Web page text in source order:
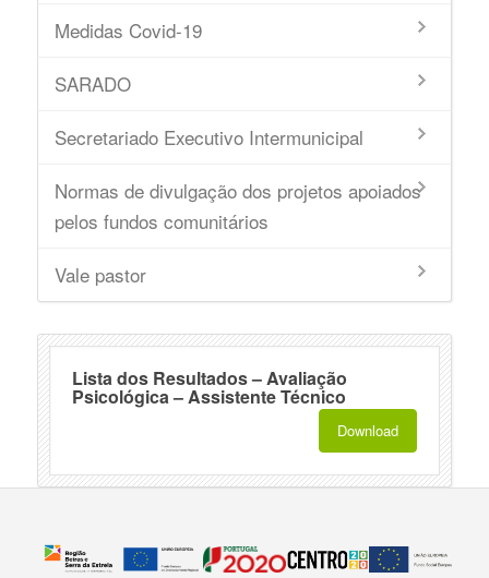
Medidas Covid-19
SARADO
Secretariado Executivo Intermunicipal
Normas de divulgação dos projetos apoiados
pelos fundos comunitários
Vale pastor
Lista dos Resultados – Avaliação
Psicológica – Assistente Técnico
Download